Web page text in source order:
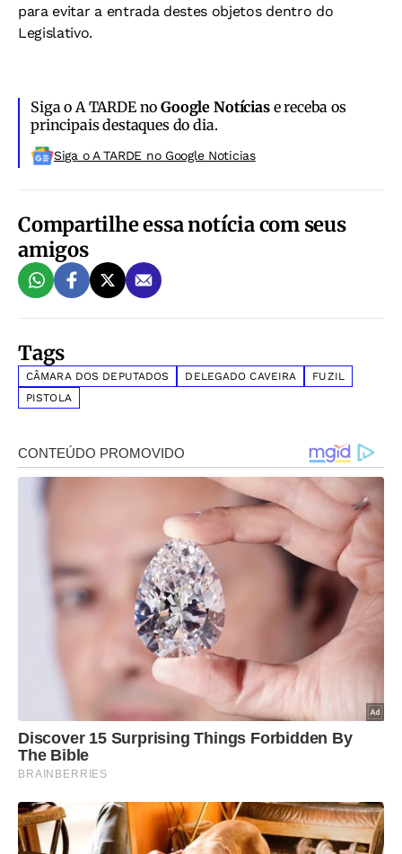
para evitar a entrada destes objetos dentro do
Legislativo.
Siga o A TARDE noGoogle Notíciase receba os
principais destaques do dia.
Siga o A TARDE no Google Noticias
Compartilhe essa notícia com seus
amigos
Tags
CÂMARA DOS DEPUTADOS DELEGADO CAVEIRA
FUZIL
PISTOLA